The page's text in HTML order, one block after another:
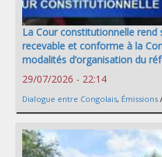
La Cour constitutionnelle rend
recevable et conforme à la
modalités d’organisation du
29/07/2026 - 22:14
Dialogue entre Congolais, Émissions